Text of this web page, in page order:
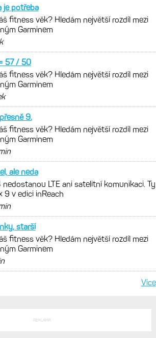
9 v edici inReach
konečně i pro outdoorové
Mobil už umí zrcadlit data
běhu i chůze
po roce: Fénixy 8 Pro jsou
slovem parádní, těžko něco
Ale ta nositelnost
zátěže: Hodnotí, zda je váš
produktivní a jestli se nachází
oblastech